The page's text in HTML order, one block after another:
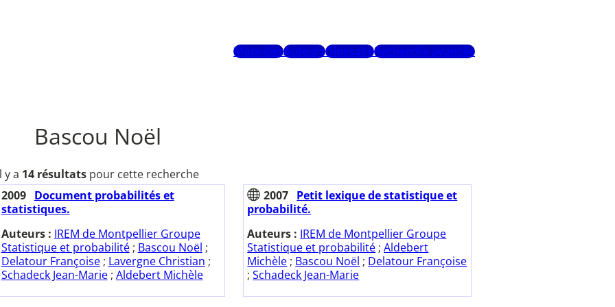
Mots-clésAuteursGlossaireRecherche avancée
Bascou Noël
y a 14 résultatspour cette recherche
2009
Document probabilités et
statistiques.
Auteurs : IREM de Montpellier Groupe
Statistique et probabilité; Bascou Noël ;
Delatour Françoise; Lavergne Christian ;
Schadeck Jean-Marie; Aldebert Michèle
2007 Petit lexique de statistique et
probabilité.
Auteurs : IREM de Montpellier Groupe
Statistique et probabilité ;Aldebert
Michèle ; Bascou Noël ; Delatour Françoise
;Schadeck Jean-Marie